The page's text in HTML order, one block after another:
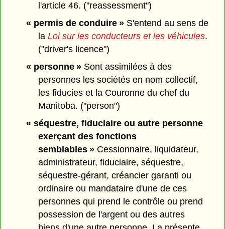
l'article 46. ("reassessment")
« permis de conduire »S'entend au sens de
laLoi sur les conducteurs et les véhicules.
("driver's licence")
« personne »Sont assimilées à des
personnes les sociétés en nom collectif,
les fiducies et la Couronne du chef du
Manitoba. ("person")
« séquestre, fiduciaire ou autre personne
exerçant des fonctions
semblables » Cessionnaire, liquidateur,
administrateur, fiduciaire, séquestre,
séquestre-gérant, créancier garanti ou
ordinaire ou mandataire d'une de ces
personnes qui prend le contrôle ou prend
possession de l'argent ou des autres